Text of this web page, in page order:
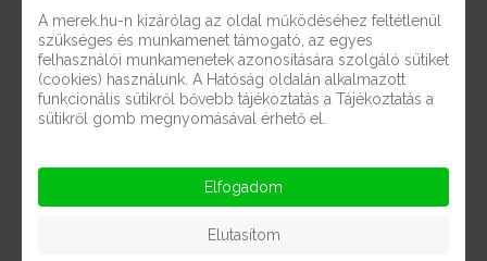
Egyedi közzétételi listák
ADOMÁNYOK
Adományok - 2025
A merek.hu-n kizárólag az oldal működéséhez feltétlenül
szükséges és munkamenet támogató, az egyes
felhasználói munkamenetek azonosítására szolgáló sütiket
(cookies) használunk. A Hatóság oldalán alkalmazott
funkcionális sütikről bővebb tájékoztatás a Tájékoztatás a
sütikről gomb megnyomásával érhető el.
Elfogadom
Elutasítom